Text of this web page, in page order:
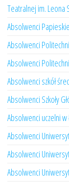
Teatralnej im. Leona
Absolwenci
Absolwenci
Absolwenci
Absolwenci szkół
Absolwenci Szkoły
Absolwenci uczelni w
Absolwenci
Absolwenci
Absolwenci